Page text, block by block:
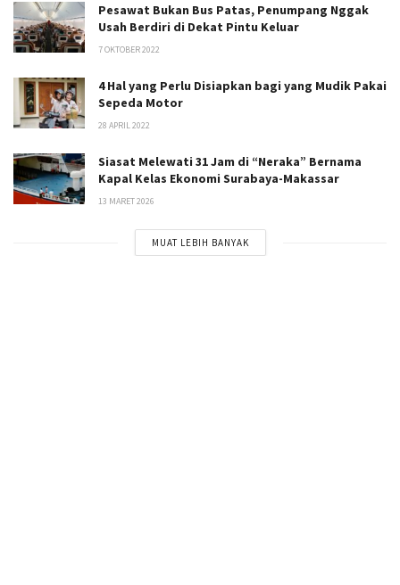
Pesawat Bukan Bus Patas, Penumpang Nggak
Usah Berdiri di Dekat Pintu Keluar
7 OKTOBER 2022
4 Hal yang Perlu Disiapkan bagi yang Mudik Pakai
Sepeda Motor
28 APRIL 2022
Siasat Melewati 31 Jam di “Neraka” Bernama
Kapal Kelas Ekonomi Surabaya-Makassar
13 MARET 2026
MUAT LEBIH BANYAK